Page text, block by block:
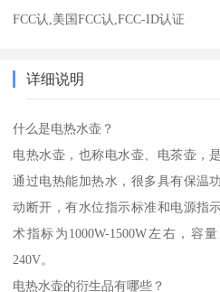
FCC认,美国FCC认,FCC-ID认证
详细说明
什么是电热水壶？
电热水壶，也称电水壶、电茶壶，
通过电热能加热水，很多具有保温
动断开，有水位指示标准和电源指
术指标为1000W-1500W左右，容
240V。
电热水壶的衍生品有哪些？